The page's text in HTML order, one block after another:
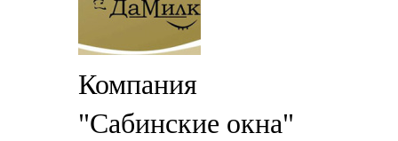
Компания
"Сабинские окна"